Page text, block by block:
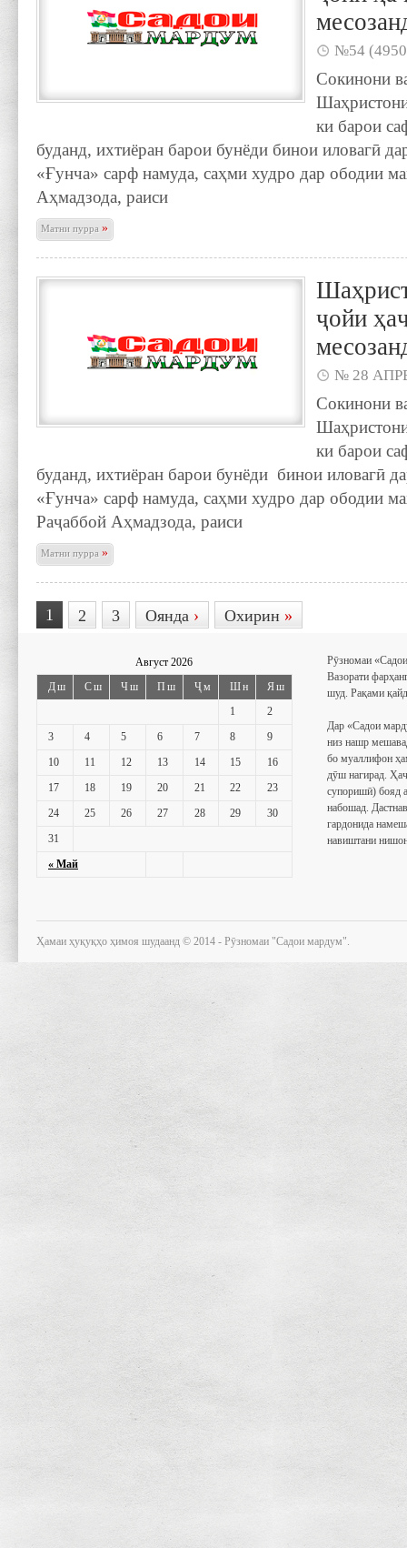
№54
Сокинони
ки барои
буданд, ихтиё­ран барои бунёди бинои иловагӣ
«Ғунча» сарф намуда, саҳми худро дар ободии
Аҳмадзода, раиси
Матни пурра»
ҷойи
№ 28
Сокинони
ки барои
буданд, ихтиёран барои бунёди бинои иловагӣ
«Ғунча» сарф намуда, саҳми худро дар ободии
Раҷаббой Аҳмадзода, раиси
Матни пурра»
1 2 3 Оянда › Охирин »
Август 2026
Дш
Сш Чш Пш Ҷм Шн Яш
« Май
1
2
3
4 5 6 7 8
9
10
11 12 13 14 15
16
17
18 19 20 21 22
23
24
25 26 27 28 29
30
31
Рӯзномаи
Вазорати
шуд. Рақами
Дар «Садои
низ нашр
бо муаллифон
дӯш нагирад.
супоришӣ) бояд
набошад.
гардонида
навиштани
Ҳамаи ҳуқуқҳо ҳимоя шудаанд © 2014 - Рӯзномаи "Садои мардум".